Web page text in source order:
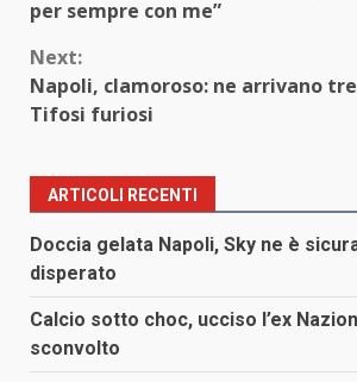
per sempre con me”
Next:
Napoli, clamoroso: ne arrivano
Tifosi furiosi
ARTICOLI RECENTI
Doccia gelata Napoli, Sky ne è
disperato
Calcio sotto choc, ucciso l’ex
sconvolto